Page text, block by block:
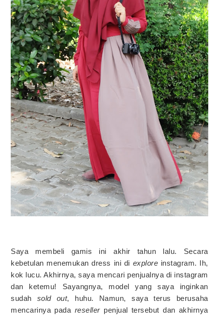
Saya membeli gamis ini akhir tahun lalu. Secara
kebetulan menemukan dress ini di explore instagram. Ih,
kok lucu. Akhirnya, saya mencari penjualnya di instagram
dan ketemu! Sayangnya, model yang saya inginkan
sudah sold out, huhu. Namun, saya terus berusaha
mencarinya pada resellerpenjual tersebut dan akhirnya